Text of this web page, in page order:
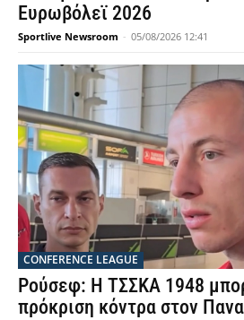
Ευρωβόλεϊ 2026
Sportlive Newsroom - 05/08/2026 12:41
CONFERENCE LEAGUE
Ρούσεφ: Η ΤΣΣΚΑ 1948
πρόκριση κόντρα στον